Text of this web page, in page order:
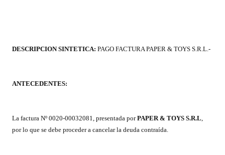
Constitución Nacional
Reglamento Interno
Digesto
DESCRIPCION SINTETICA: PAGO FACTURA PAPER & TOYS S.R.L.-
ANTECEDENTES:
La factura Nº 0020-00032081, presentada porPAPER & TOYS S.R.L,
por lo que se debe proceder a cancelar la deuda contraída.